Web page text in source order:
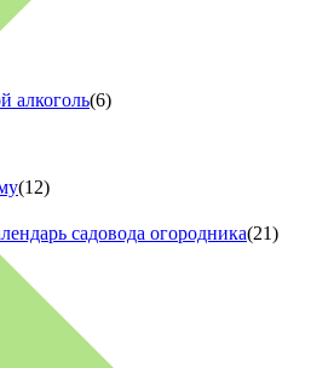
алкоголь(6)
(12)
садовода огородника(21)